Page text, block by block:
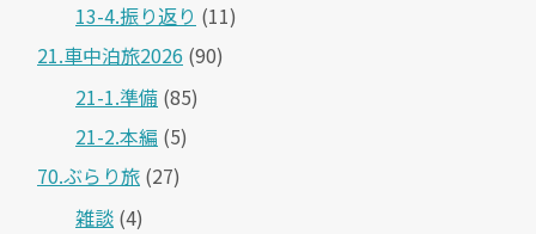
13-4.振り返り (11)
21.車中泊旅2026 (90)
21-1.準備 (85)
21-2.本編 (5)
70.ぶらり旅 (27)
雑談 (4)